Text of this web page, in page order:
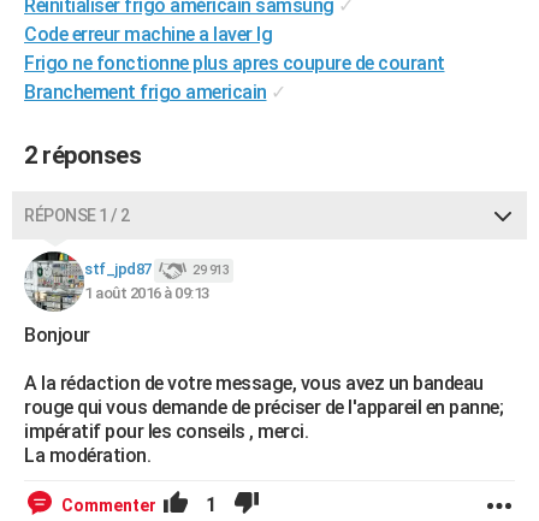
BONS PLANS
CARTE DE VOEUX
Dictionnaire
Biographies
Citations
Expressions
Proverbes
PROGRAMME TV
COPAINS D'AVANT
S'inscrire
Se connecter
Lycées
Collèges
Primaires
Universités
Entreprises
Service militaire
Avis de recherche
AVIS DE DÉCÈS
FORUM
Réinitialiser frigo américain samsung ✓
Code erreur machine a laver lg
Frigo ne fonctionne plus apres coupure de courant
Branchement frigo americain ✓
2 réponses
RÉPONSE 1 / 2
stf_jpd87 29 913
1 août 2016 à 09:13
Bonjour
A la rédaction de votre message, vous avez un bandeau
rouge qui vous demande de préciser de l'appareil en panne;
impératif pour les conseils , merci.
La modération.
Commenter 1